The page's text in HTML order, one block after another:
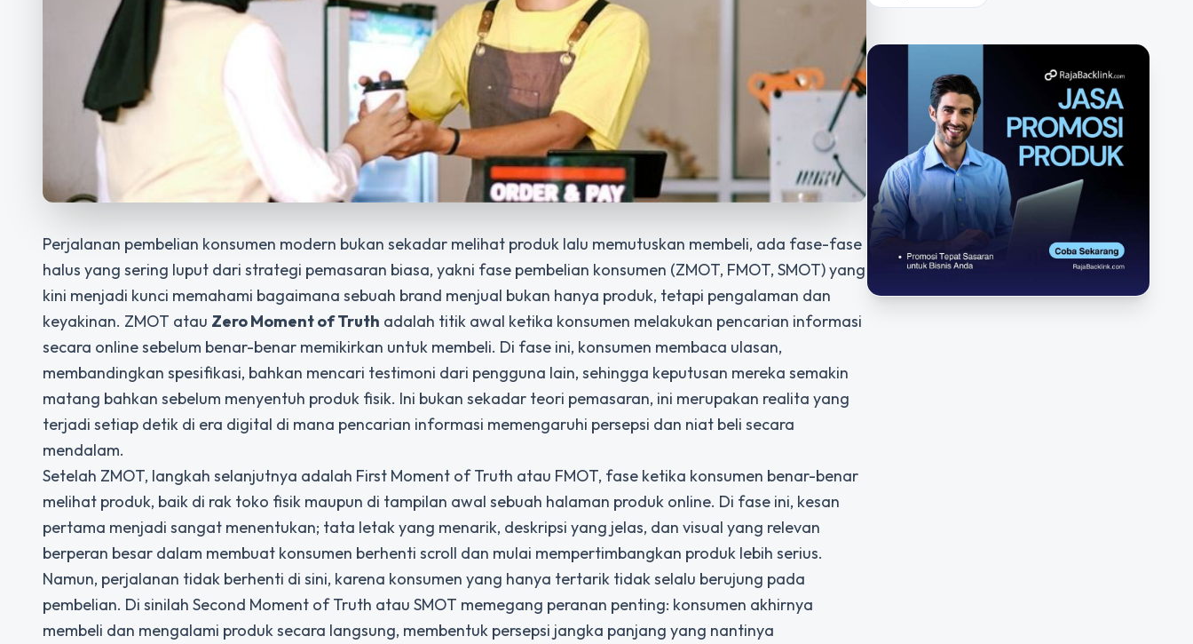
Perjalanan pembelian konsumen modern bukan sekadar melihat produk lalu memutuskan membeli, ada fase-fase
halus yang sering luput dari strategi pemasaran biasa, yakni fase pembelian konsumen (ZMOT, FMOT, SMOT) yang
kini menjadi kunci memahami bagaimana sebuah brand menjual bukan hanya produk, tetapi pengalaman dan
keyakinan. ZMOT atau Zero Moment of Truth adalah titik awal ketika konsumen melakukan pencarian informasi
secara online sebelum benar-benar memikirkan untuk membeli. Di fase ini, konsumen membaca ulasan,
membandingkan spesifikasi, bahkan mencari testimoni dari pengguna lain, sehingga keputusan mereka semakin
matang bahkan sebelum menyentuh produk fisik. Ini bukan sekadar teori pemasaran, ini merupakan realita yang
terjadi setiap detik di era digital di mana pencarian informasi memengaruhi persepsi dan niat beli secara
mendalam.
Setelah ZMOT, langkah selanjutnya adalah First Moment of Truth atau FMOT, fase ketika konsumen benar-benar
melihat produk, baik di rak toko fisik maupun di tampilan awal sebuah halaman produk online. Di fase ini, kesan
pertama menjadi sangat menentukan; tata letak yang menarik, deskripsi yang jelas, dan visual yang relevan
berperan besar dalam membuat konsumen berhenti scroll dan mulai mempertimbangkan produk lebih serius.
Namun, perjalanan tidak berhenti di sini, karena konsumen yang hanya tertarik tidak selalu berujung pada
pembelian. Di sinilah Second Moment of Truth atau SMOT memegang peranan penting: konsumen akhirnya
membeli dan mengalami produk secara langsung, membentuk persepsi jangka panjang yang nantinya